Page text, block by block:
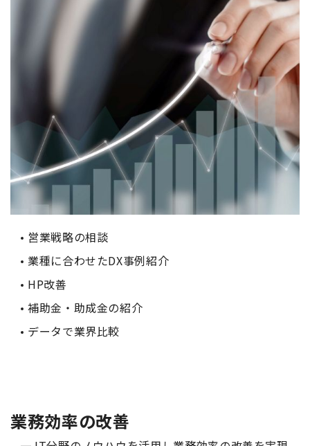
営業戦略の相談
業種に合わせたDX事例紹介
HP改善
補助金・助成金の紹介
データで業界比較
業務効率の改善